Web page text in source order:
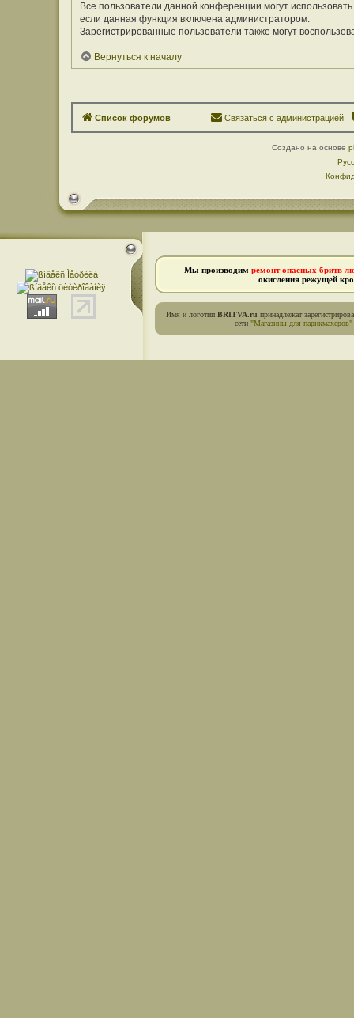
Все пользователи данной конференции могут
если данная функция включена администратором.
Зарегистрированные пользователи также могут
Вернуться к началу
Список форумов Связаться с администрацией
Создано на основе
Мы производим ремонт опасных бритв
окисления режущей
Имя и логотип BRITVA.ru принадлежат
сети "Магазины для парикмахеров"